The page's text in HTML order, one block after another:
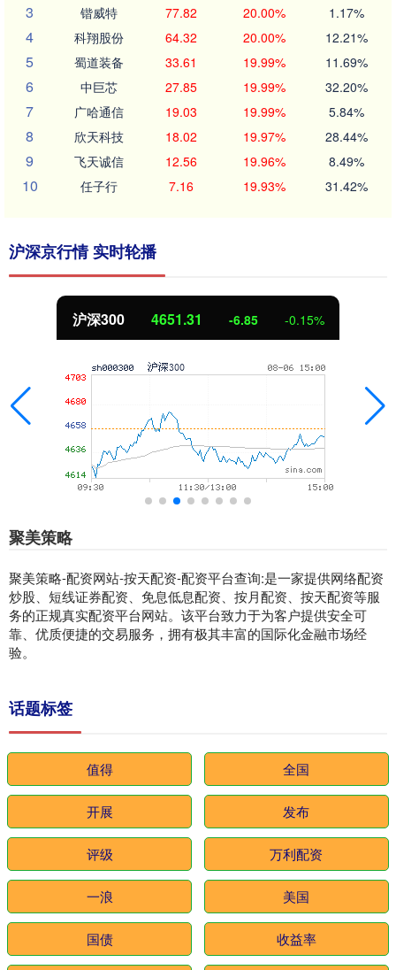
3 锴威特 77.82 20.00% 1.17%
4 科翔股份 64.32 20.00% 12.21%
5 蜀道装备 33.61 19.99% 11.69%
6 中巨芯 27.85 19.99% 32.20%
7 广哈通信 19.03 19.99% 5.84%
8 欣天科技 18.02 19.97% 28.44%
9 飞天诚信 12.56 19.96% 8.49%
10 任子行 7.16 19.93% 31.42%
沪深京行情 实时轮播
沪深300 4651.31 -6.85 -0.15%
聚美策略
聚美策略-配资网站-按天配资-配资平台查询:是一家提供网络配资
炒股、短线证券配资、免息低息配资、按月配资、按天配资等服
务的正规真实配资平台网站。该平台致力于为客户提供安全可
靠、优质便捷的交易服务，拥有极其丰富的国际化金融市场经
验。
话题标签
值得 全国
开展 发布
评级 万利配资
一浪 美国
国债 收益率